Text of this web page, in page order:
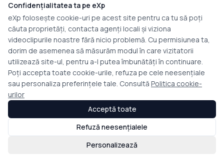
Confidențialitatea ta pe eXp
eXp folosește cookie-uri pe acest site pentru ca tu să poți
căuta proprietăți, contacta agenți locali și viziona
videoclipurile noastre fără nicio problemă. Cu permisiunea ta,
dorim de asemenea să măsurăm modul în care vizitatorii
utilizează site-ul, pentru a-l putea îmbunătăți în continuare.
Poți accepta toate cookie-urile, refuza pe cele neesențiale
sau personaliza preferințele tale. Consultă Politica cookie-
urilor
Personalizează
Refuză neesențialele
Acceptă toate